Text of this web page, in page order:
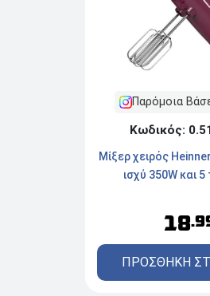
Παρόμοια
Κωδικός:
Μίξερ χειρός
ισχύ 350W και
18
ΠΡΟΣΘΗΚΗ